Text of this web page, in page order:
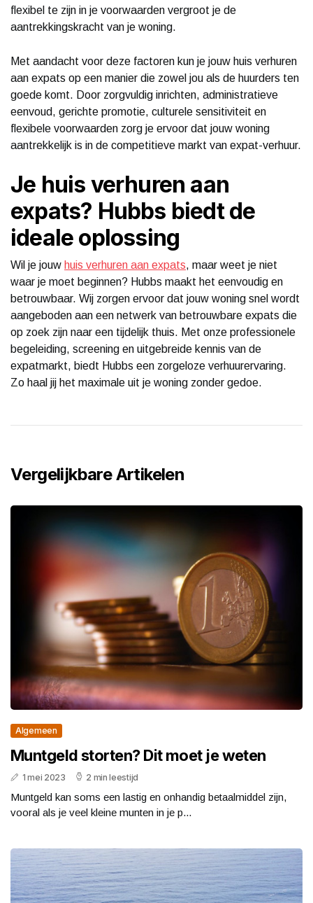
flexibel te zijn in je voorwaarden vergroot je de
aantrekkingskracht van je woning.
Met aandacht voor deze factoren kun je jouw huis verhuren
aan expats op een manier die zowel jou als de huurders ten
goede komt. Door zorgvuldig inrichten, administratieve
eenvoud, gerichte promotie, culturele sensitiviteit en
flexibele voorwaarden zorg je ervoor dat jouw woning
aantrekkelijk is in de competitieve markt van expat-verhuur.
Je huis verhuren aan
expats? Hubbs biedt de
ideale oplossing
Wil je jouw huis verhuren aan expats, maar weet je niet
waar je moet beginnen? Hubbs maakt het eenvoudig en
betrouwbaar. Wij zorgen ervoor dat jouw woning snel wordt
aangeboden aan een netwerk van betrouwbare expats die
op zoek zijn naar een tijdelijk thuis. Met onze professionele
begeleiding, screening en uitgebreide kennis van de
expatmarkt, biedt Hubbs een zorgeloze verhuurervaring.
Zo haal jij het maximale uit je woning zonder gedoe.
Vergelijkbare Artikelen
Algemeen
Muntgeld storten? Dit moet je weten
1 mei 2023 2 min leestijd
Muntgeld kan soms een lastig en onhandig betaalmiddel zijn,
vooral als je veel kleine munten in je p...